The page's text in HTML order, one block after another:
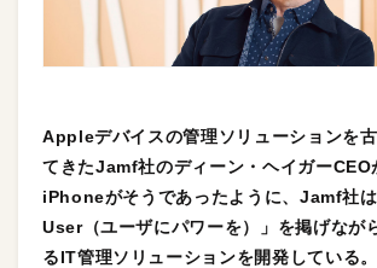
Appleデバイスの管理ソリューションを
てきたJamf社のディーン・ヘイガーCEO
iPhoneがそうであったように、Jamf社
User（ユーザにパワーを）」を掲げなが
るIT管理ソリューションを開発している。